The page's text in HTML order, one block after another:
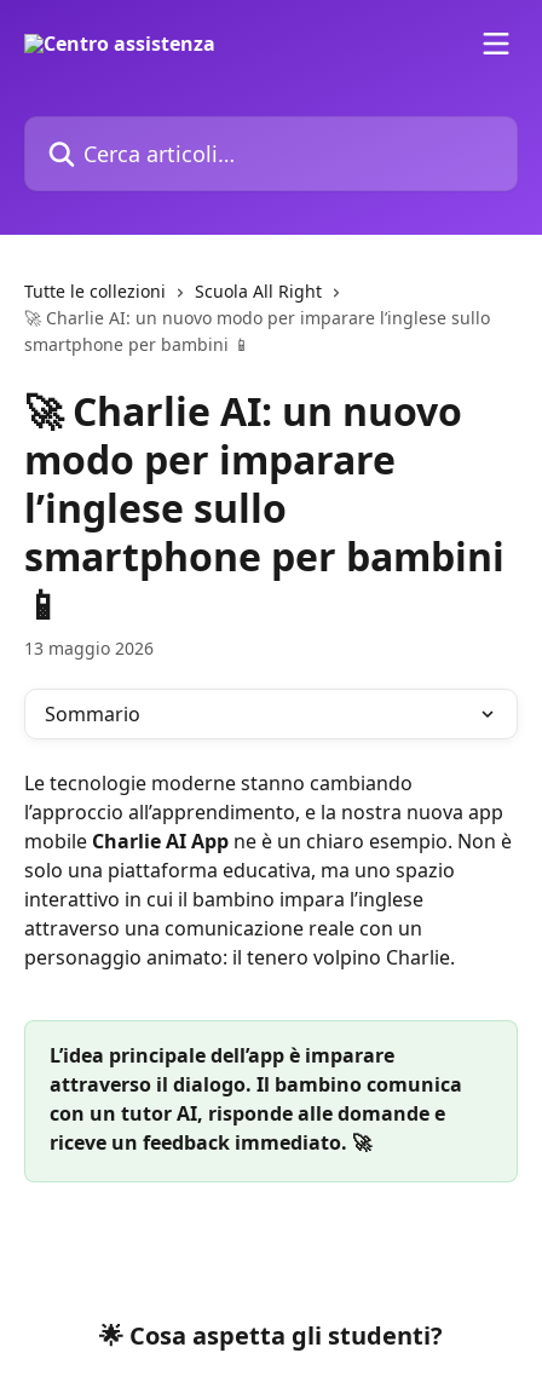
Cerca articoli…
Tutte le collezioni
Scuola All Right
🚀 Charlie AI: un nuovo modo per imparare l’inglese sullo
smartphone per bambini 📱
🚀 Charlie AI: un nuovo
modo per imparare
l’inglese sullo
smartphone per bambini
📱
13 maggio 2026
Sommario
Le tecnologie moderne stanno cambiando
l’approccio all’apprendimento, e la nostra nuova app
mobile Charlie AI App ne è un chiaro esempio. Non è
solo una piattaforma educativa, ma uno spazio
interattivo in cui il bambino impara l’inglese
attraverso una comunicazione reale con un
personaggio animato: il tenero volpino Charlie.
L’idea principale dell’app è imparare
attraverso il dialogo. Il bambino comunica
con un tutor AI, risponde alle domande e
riceve un feedback immediato. 🚀
🌟 Cosa aspetta gli studenti?